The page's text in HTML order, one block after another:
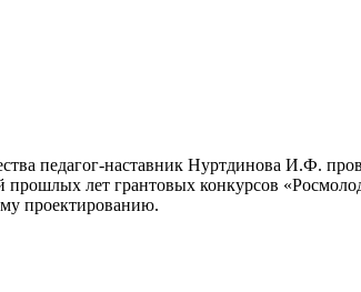
педагог-наставник Нуртдинова И.Ф.
прошлых лет грантовых конкурсов
проектированию.